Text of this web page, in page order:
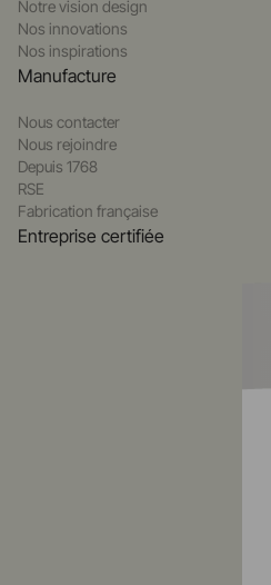
Notre vision design
Nos innovations
Nos inspirations
Manufacture
Nous contacter
Nous rejoindre
Depuis 1768
RSE
Fabrication française
Entreprise certifiée